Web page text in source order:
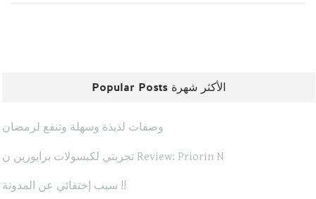
Popular Posts الأكثر شهرة
وصفات لذيذة وسهلة وتنفع لرمضان
تجربتي لكبسولات برايورين ن Review: Priorin N
سبب إختفائي عن المدونة !!